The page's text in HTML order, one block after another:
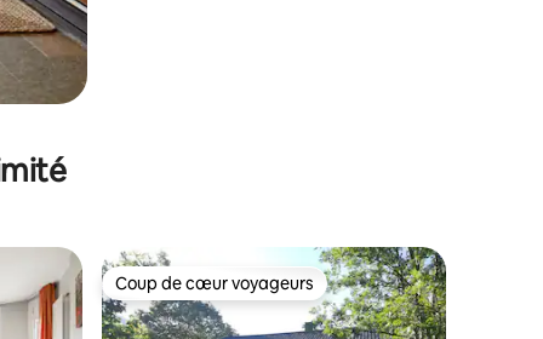
appréciés Coup de cœur voyageurs
Coup de cœur voyageurs